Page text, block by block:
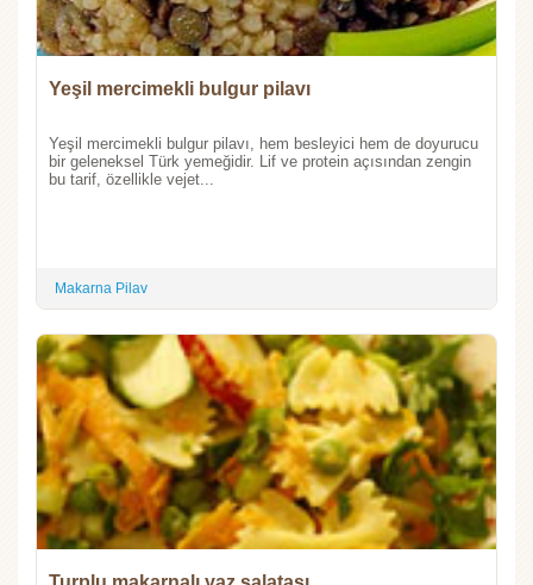
Yeşil mercimekli bulgur pilavı
Yeşil mercimekli bulgur pilavı, hem besleyici hem de doyurucu
bir geleneksel Türk yemeğidir. Lif ve protein açısından zengin
bu tarif, özellikle vejet...
Makarna Pilav